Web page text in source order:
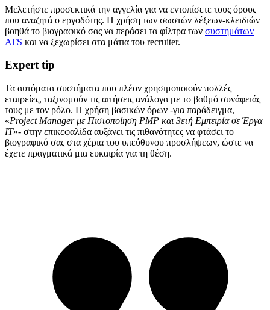
Μελετήστε προσεκτικά την αγγελία για να εντοπίσετε τους όρους
που αναζητά ο εργοδότης. Η χρήση των σωστών λέξεων-κλειδιών
βοηθά το βιογραφικό σας να περάσει τα φίλτρα των συστημάτων
ATS και να ξεχωρίσει στα μάτια του recruiter.
Expert tip
Τα αυτόματα συστήματα που πλέον χρησιμοποιούν πολλές
εταιρείες, ταξινομούν τις αιτήσεις ανάλογα με το βαθμό συνάφειάς
τους με τον ρόλο. Η χρήση βασικών όρων -για παράδειγμα,
«Project Manager με Πιστοποίηση PMP και 3ετή Εμπειρία σε Έργα
ΙΤ»- στην επικεφαλίδα αυξάνει τις πιθανότητες να φτάσει το
βιογραφικό σας στα χέρια του υπεύθυνου προσλήψεων, ώστε να
έχετε πραγματικά μια ευκαιρία για τη θέση.